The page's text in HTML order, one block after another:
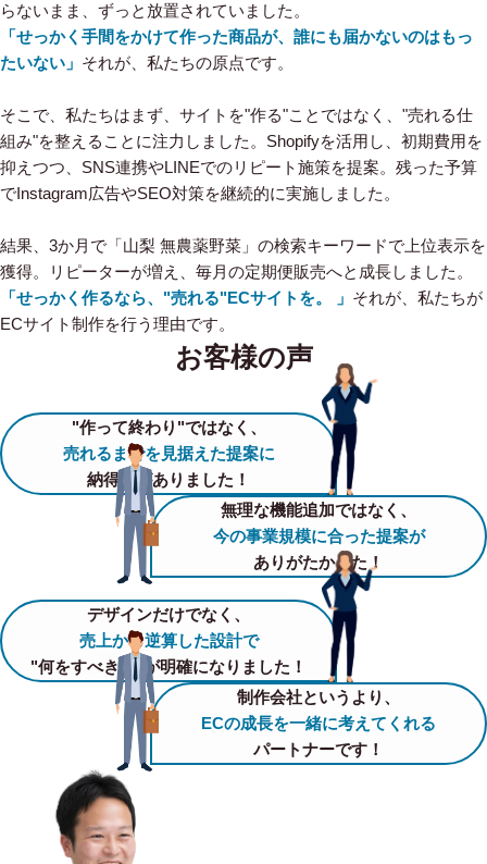
らないまま、ずっと放置されていました。
「せっかく手間をかけて作った商品が、誰にも届かないのはもっ
たいない」 それが、私たちの原点です。
そこで、私たちはまず、サイトを"作る"ことではなく、"売れる仕
組み"を整えることに注力しました。Shopifyを活用し、初期費用を
抑えつつ、SNS連携やLINEでのリピート施策を提案。残った予算
でInstagram広告やSEO対策を継続的に実施しました。
結果、3か月で「山梨 無農薬野菜」の検索キーワードで上位表示を
獲得。リピーターが増え、毎月の定期便販売へと成長しました。
「せっかく作るなら、"売れる"ECサイトを。 」 それが、私たちが
ECサイト制作を行う理由です。
お客様の声
"作って終わり"ではなく、
売れるまでを見据えた提案に
納得感がありました！
無理な機能追加ではなく、
今の事業規模に合った提案が
ありがたかった！
デザインだけでなく、
売上から逆算した設計で
"何をすべきか"が明確になりました！
制作会社というより、
ECの成長を一緒に考えてくれる
パートナーです！